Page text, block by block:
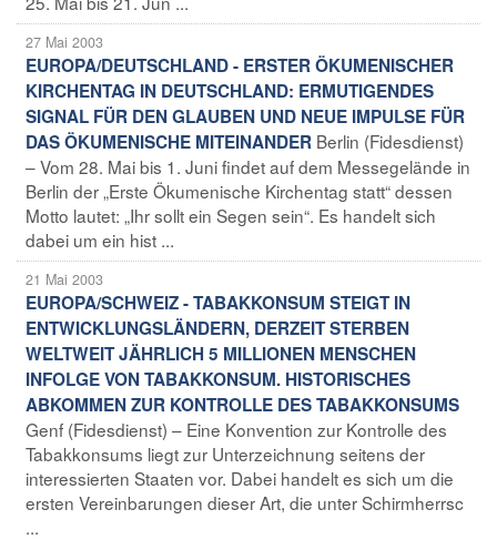
27 Mai 2003
EUROPA/DEUTSCHLAND - ERSTER ÖKUMENISCHER
KIRCHENTAG IN DEUTSCHLAND: ERMUTIGENDES
SIGNAL FÜR DEN GLAUBEN UND NEUE IMPULSE FÜR
DAS ÖKUMENISCHE MITEINANDER Berlin (Fidesdienst)
– Vom 28. Mai bis 1. Juni findet auf dem Messegelände in
Berlin der „Erste Ökumenische Kirchentag statt“ dessen
Motto lautet: „Ihr sollt ein Segen sein“. Es handelt sich
dabei um ein hist ...
21 Mai 2003
EUROPA/SCHWEIZ - TABAKKONSUM STEIGT IN
ENTWICKLUNGSLÄNDERN, DERZEIT STERBEN
WELTWEIT JÄHRLICH 5 MILLIONEN MENSCHEN
INFOLGE VON TABAKKONSUM. HISTORISCHES
ABKOMMEN ZUR KONTROLLE DES TABAKKONSUMS
Genf (Fidesdienst) – Eine Konvention zur Kontrolle des
Tabakkonsums liegt zur Unterzeichnung seitens der
interessierten Staaten vor. Dabei handelt es sich um die
ersten Vereinbarungen dieser Art, die unter Schirmherrsc
...